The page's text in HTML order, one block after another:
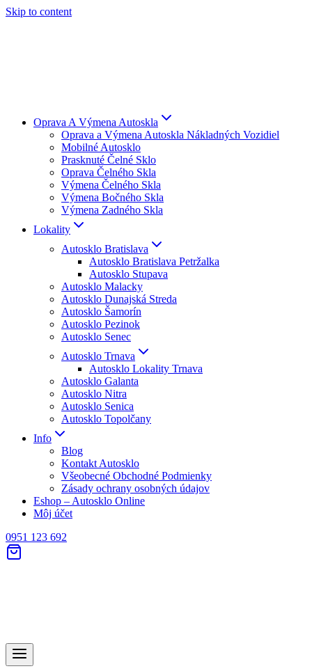
Skip to content
Oprava A Výmena Autoskla
Oprava a Výmena Autoskla Nákladných Vozidiel
Mobilné Autosklo
Prasknuté Čelné Sklo
Oprava Čelného Skla
Výmena Čelného Skla
Výmena Bočného Skla
Výmena Zadného Skla
Lokality
Autosklo Bratislava
Autosklo Bratislava Petržalka
Autosklo Stupava
Autosklo Malacky
Autosklo Dunajská Streda
Autosklo Šamorín
Autosklo Pezinok
Autosklo Senec
Autosklo Trnava
Autosklo Lokality Trnava
Autosklo Galanta
Autosklo Nitra
Autosklo Senica
Autosklo Topolčany
Info
Blog
Kontakt Autosklo
Všeobecné Obchodné Podmienky
Zásady ochrany osobných údajov
Eshop – Autosklo Online
Môj účet
0951 123 692